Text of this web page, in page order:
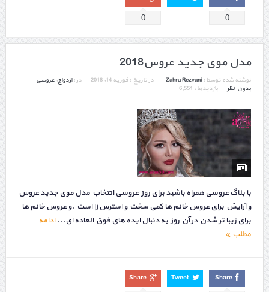
0
0
مدل موی جدید عروس2018
نوشته شده توسط : Zahra Rezvani در تاریخ : فوریه 14, 2018 در :ازدواج, عروسی
بدون نظر
بازدیدها : 6,551
با بلاگ عروسی همراه باشید برای روز عروسی انتخاب مدل موی جدید عروس
و آرایش برای عروس خانم ها کمی سخت و استرس زا است .و عروس خانم ها
برای زیبا تر شدن در آن روز به دنبال ایده های فوق العاده ای...ادامه
مطلب
Share
Tweet
Share